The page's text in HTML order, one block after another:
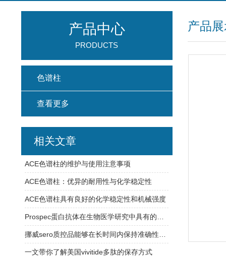
产品
产品中心
PRODUCTS
色谱柱
查看更多
相关文章
ACE色谱柱的维护与使用注意事项
ACE色谱柱：优异的耐用性与化学稳定性
ACE色谱柱具有良好的化学稳定性和机械强度
一文带你了解美国vivitide多肽的保存方式